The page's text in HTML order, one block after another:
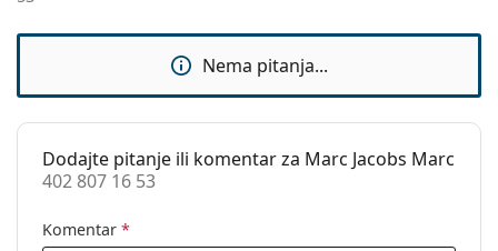
Kutijica:
Da
Krpa za
čišćenje:
Da
Ostalo
Spol:
Nema pitanja...
Dodajte pitanje ili komentar za Marc Jacobs Marc
402 807 16 53
Komentar *